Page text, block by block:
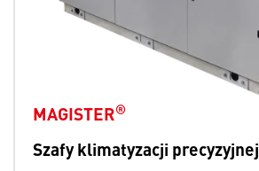
Szafy klimatyzacji precyzyjnej
MAGISTER®